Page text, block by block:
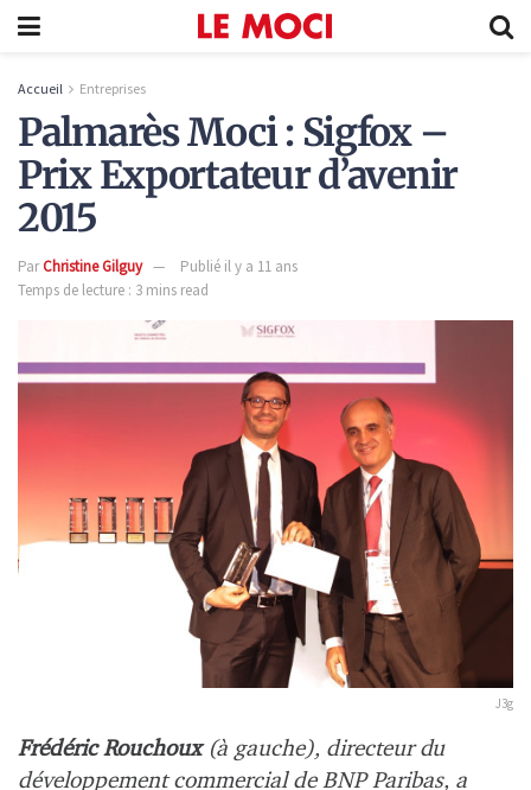
Accueil Entreprises
Palmarès Moci : Sigfox –
Prix Exportateur d’avenir
2015
ParChristine Gilguy
Publié il y a 11 ans
Temps de lecture : 3 mins read
J3g
Frédéric Rouchoux(à gauche), directeur du
développement commercial de BNP Paribas, a